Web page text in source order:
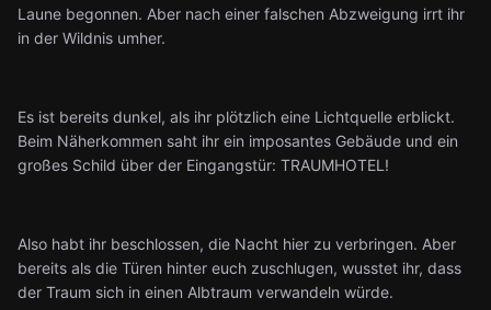
Laune begonnen. Aber nach einer falschen Abzweigung irrt ihr
in der Wildnis umher.
Es ist bereits dunkel, als ihr plötzlich eine Lichtquelle erblickt.
Beim Näherkommen saht ihr ein imposantes Gebäude und ein
großes Schild über der Eingangstür: TRAUMHOTEL!
Also habt ihr beschlossen, die Nacht hier zu verbringen. Aber
bereits als die Türen hinter euch zuschlugen, wusstet ihr, dass
der Traum sich in einen Albtraum verwandeln würde.